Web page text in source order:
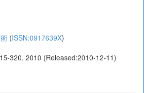
(ISSN:0917639X)
320, 2010 (Released:2010-12-11)